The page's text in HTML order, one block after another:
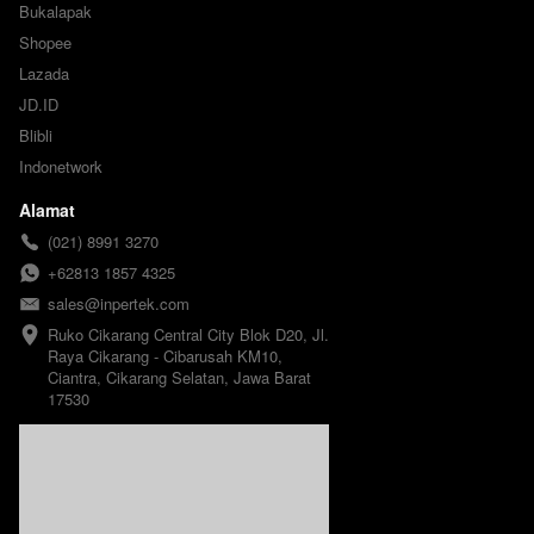
Bukalapak
Shopee
Lazada
JD.ID
Blibli
Indonetwork
Alamat
(021) 8991 3270
+62813 1857 4325
sales@inpertek.com
Ruko Cikarang Central City Blok D20, Jl.
Raya Cikarang - Cibarusah KM10,
Ciantra, Cikarang Selatan, Jawa Barat
17530